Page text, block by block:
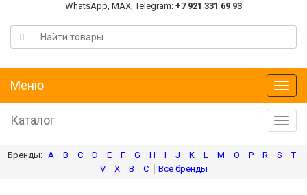
WhatsApp, MAX, Telegram: +7 921 331 69 93
Меню
Меню
Каталог
A B C D E F G H I J K L M O P R S
T
V
X В С